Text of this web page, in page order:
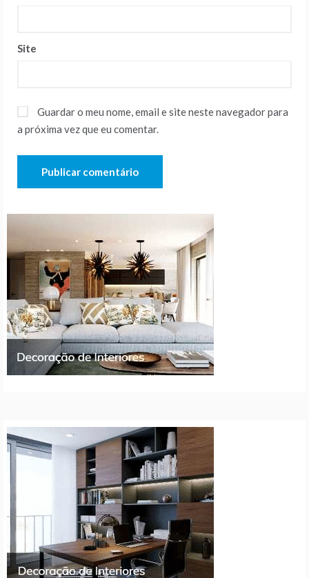
Site
Guardar o meu nome, email e site neste navegador para
a próxima vez que eu comentar.